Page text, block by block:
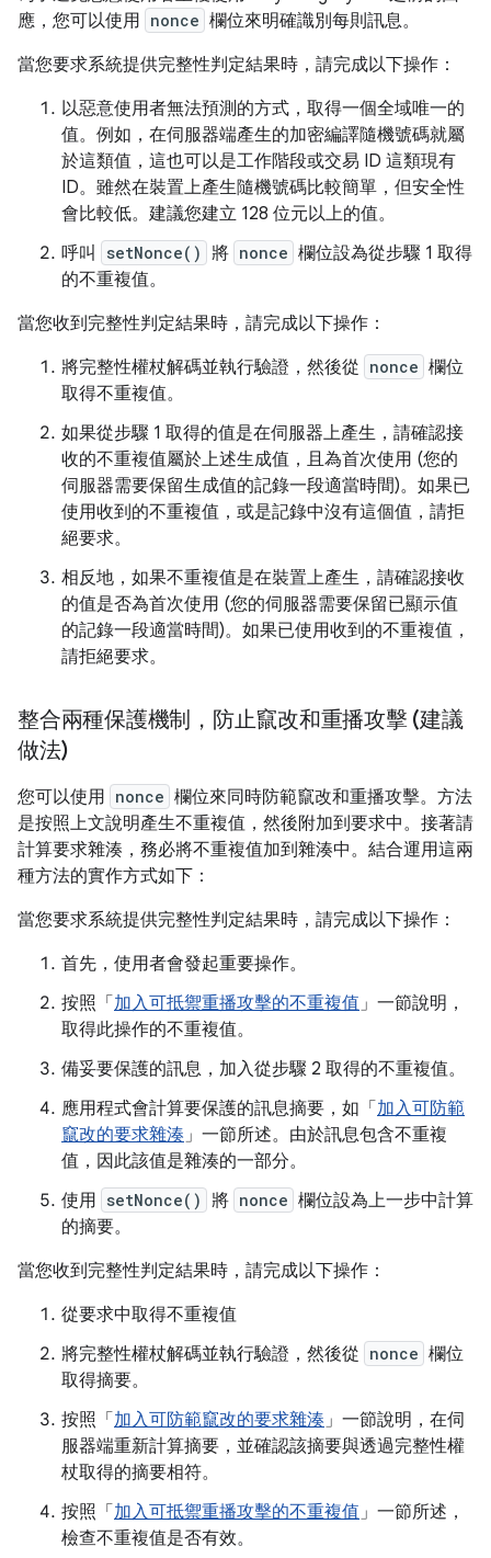
應，您可以使用 nonce 欄位來明確識別每則訊息。
當您要求系統提供完整性判定結果時，請完成以下操作：
以惡意使用者無法預測的方式，取得一個全域唯一的
值。例如，在伺服器端產生的加密編譯隨機號碼就屬
於這類值，這也可以是工作階段或交易 ID 這類現有
ID。雖然在裝置上產生隨機號碼比較簡單，但安全性
會比較低。建議您建立 128 位元以上的值。
呼叫
setNonce() 將 nonce 欄位設為從步驟 1 取得
的不重複值。
當您收到完整性判定結果時，請完成以下操作：
將完整性權杖解碼並執行驗證，然後從 nonce 欄位
取得不重複值。
如果從步驟 1 取得的值是在伺服器上產生，請確認接
收的不重複值屬於上述生成值，且為首次使用 (您的
伺服器需要保留生成值的記錄一段適當時間)。如果已
使用收到的不重複值，或是記錄中沒有這個值，請拒
絕要求。
相反地，如果不重複值是在裝置上產生，請確認接收
的值是否為首次使用 (您的伺服器需要保留已顯示值
的記錄一段適當時間)。如果已使用收到的不重複值，
請拒絕要求。
整合兩種保護機制，防止竄改和重播攻擊 (建議
做法)
您可以使用 nonce 欄位來同時防範竄改和重播攻擊。方法
是按照上文說明產生不重複值，然後附加到要求中。接著請
計算要求雜湊，務必將不重複值加到雜湊中。結合運用這兩
種方法的實作方式如下：
當您要求系統提供完整性判定結果時，請完成以下操作：
首先，使用者會發起重要操作。
按照「 加入可抵禦重播攻擊的不重複值」一節說明，
取得此操作的不重複值。
備妥要保護的訊息，加入從步驟 2 取得的不重複值。
應用程式會計算要保護的訊息摘要，如「 加入可防範
竄改的要求雜湊」一節所述。由於訊息包含不重複
值，因此該值是雜湊的一部分。
使用 setNonce() 將 nonce 欄位設為上一步中計算
的摘要。
當您收到完整性判定結果時，請完成以下操作：
從要求中取得不重複值
將完整性權杖解碼並執行驗證，然後從 nonce 欄位
取得摘要。
按照「 加入可防範竄改的要求雜湊」一節說明，在伺
服器端重新計算摘要，並確認該摘要與透過完整性權
杖取得的摘要相符。
按照「 加入可抵禦重播攻擊的不重複值」一節所述，
檢查不重複值是否有效。